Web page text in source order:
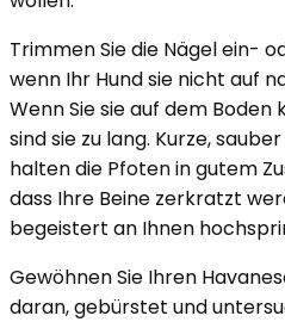
Trimmen Sie die Nägel ein-
wenn Ihr Hund sie nicht auf
Wenn Sie sie auf dem
sind sie zu lang. Kurze,
halten die Pfoten in gutem
dass Ihre Beine zerkratzt
begeistert an Ihnen
Gewöhnen Sie Ihren
daran, gebürstet und